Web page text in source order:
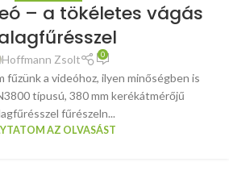
– a tökéletes vágás
Hoffmann Zsolt 0
fűzünk a videóhoz, ilyen minőségben is
típusú, 380 mm kerékátmérőjű
fűrészeln...
AZ OLVASÁST